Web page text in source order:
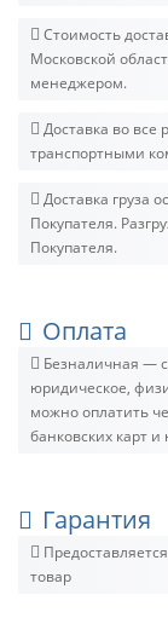
Стоимость
Московской
менеджером.
Доставка во все
транспортными
Доставка груза
Покупателя.
Покупателя.
Оплата
Безналичная —
юридическое,
можно оплатить
банковских карт
Гарантия
товар